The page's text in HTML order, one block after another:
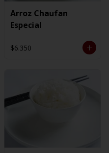
Arroz Chaufan
Especial
$6.350